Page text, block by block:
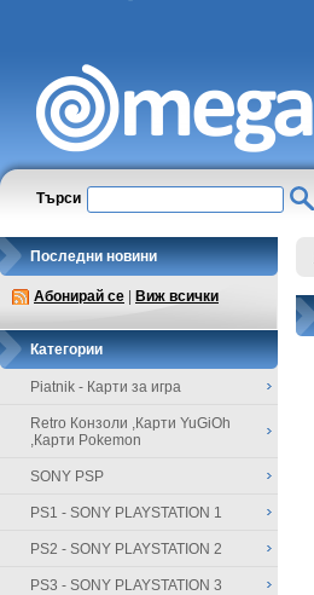
Търси
Последни новини
Абонирай се Виж всички
Категории
Piatnik - Карти за игра
Retro Конзоли ,Карти YuGiOh
,Карти Pokemon
SONY PSP
PS1 - SONY PLAYSTATION 1
PS2 - SONY PLAYSTATION 2
PS3 - SONY PLAYSTATION 3